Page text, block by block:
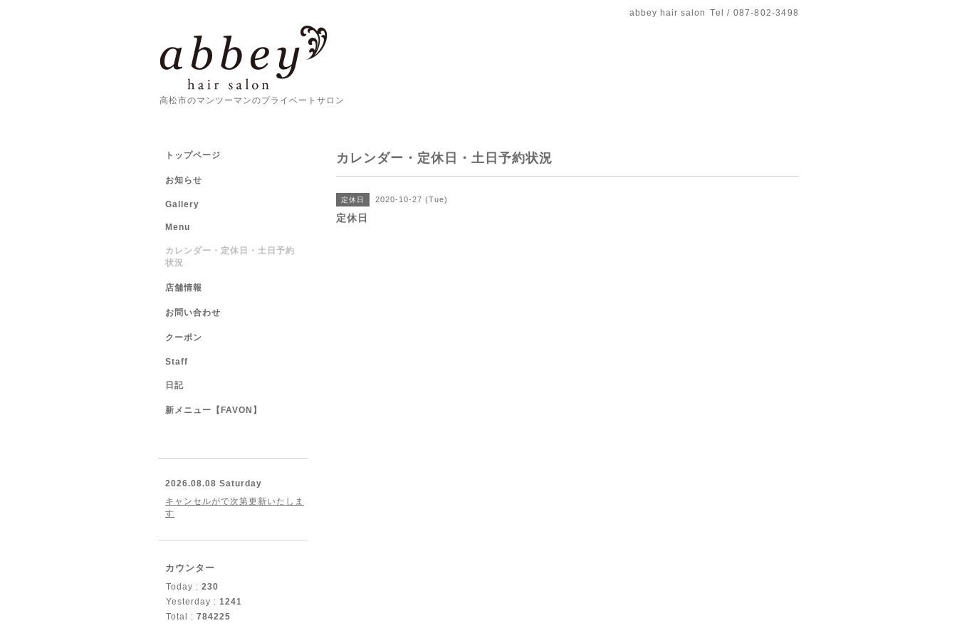
abbey hair salon Tel / 087-802-3498
高松市のマンツーマンのプライベートサロン
カレンダー・定休日・土日予約状況
定休日 2020-10-27 (Tue)
定休日
トップページ
お知らせ
Gallery
Menu
カレンダー・定休日・土日予約
状況
店舗情報
お問い合わせ
クーポン
Staff
日記
新メニュー【FAVON】
2026.08.08 Saturday
キャンセルがで次第更新いたしま
す
カウンター
Today : 230
Yesterday : 1241
Total : 784225